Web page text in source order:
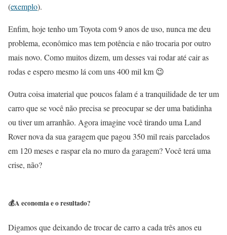
(exemplo).
Enfim, hoje tenho um Toyota com 9 anos de uso, nunca me deu
problema, econômico mas tem potência e não trocaria por outro
mais novo. Como muitos dizem, um desses vai rodar até cair as
rodas e espero mesmo lá com uns 400 mil km 😉
Outra coisa imaterial que poucos falam é a tranquilidade de ter um
carro que se você não precisa se preocupar se der uma batidinha
ou tiver um arranhão. Agora imagine você tirando uma Land
Rover nova da sua garagem que pagou 350 mil reais parcelados
em 120 meses e raspar ela no muro da garagem? Você terá uma
crise, não?
💰A economia e o resultado?
Digamos que deixando de trocar de carro a cada três anos eu